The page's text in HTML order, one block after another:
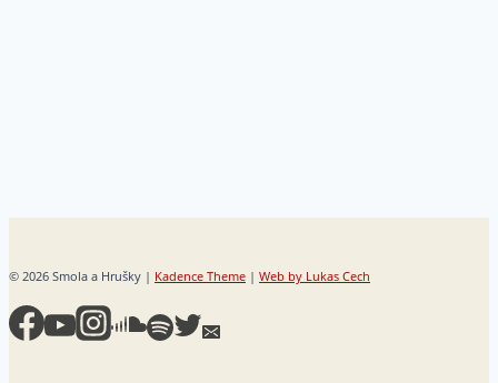
© 2026 Smola a Hrušky | Kadence Theme | Web by Lukas Cech